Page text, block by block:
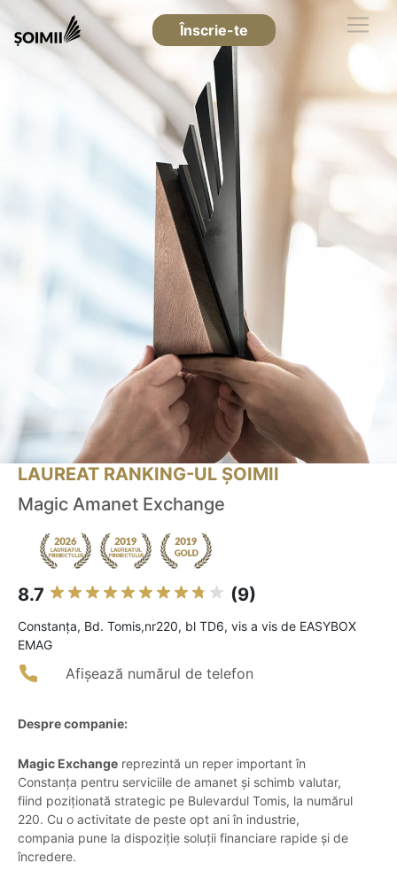
Înscrie-te
LAUREAT RANKING-UL ȘOIMII
Magic Amanet Exchange
8.7 (9)
Constanţa, Bd. Tomis,nr220, bl TD6, vis a vis de EASYBOX
EMAG
Afișează numărul de telefon
Despre companie:
Magic Exchange reprezintă un reper important în
Constanța pentru serviciile de amanet și schimb valutar,
fiind poziționată strategic pe Bulevardul Tomis, la numărul
220. Cu o activitate de peste opt ani în industrie,
compania pune la dispoziție soluții financiare rapide și de
încredere.